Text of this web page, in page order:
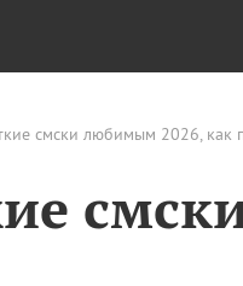
смски любимым 2026, как